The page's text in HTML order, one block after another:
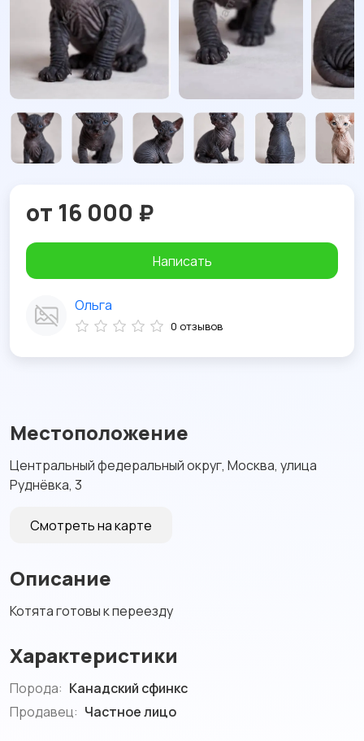
Местоположение
Центральный федеральный округ, Москва, улица
Руднёвка, 3
Смотреть на карте
Описание
Котята готовы к переезду
Характеристики
Порода: Канадский сфинкс
Продавец: Частное лицо
от 16 000 ₽
Написать
Ольга
0 отзывов